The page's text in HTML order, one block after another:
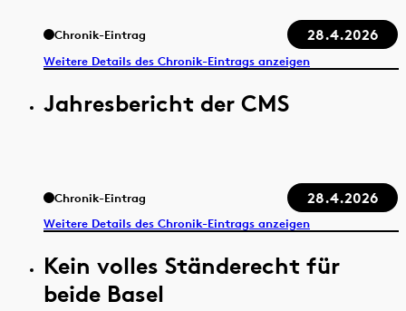
Chronik-Eintrag 28.4.2026
Weitere Details des Chronik-Eintrags anzeigen
Jahresbericht der CMS
Chronik-Eintrag 28.4.2026
Weitere Details des Chronik-Eintrags anzeigen
Kein volles Ständerecht für
beide Basel